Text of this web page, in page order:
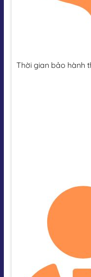
Thời gian bảo hành